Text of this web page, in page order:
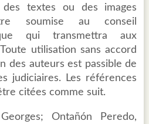
des textes ou des images
soumise au conseil
qui transmettra aux
utilisation sans accord
des auteurs est passible de
judiciaires. Les références
citées comme suit.
Ontañón Peredo,